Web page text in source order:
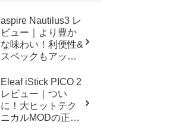
aspire Nautilus3 レ
ビュー｜より豊か
な味わい！利便性&
スペックもアップ
ザー！
Eleaf iStick PICO 2
レビュー｜つい
に！大ヒットテク
ニカルMODの正統